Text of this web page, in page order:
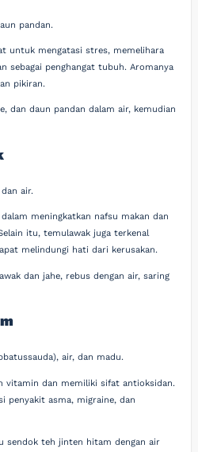
pandan.
untuk mengatasi stres, memelihara
sebagai penghangat tubuh. Aromanya
pikiran.
dan daun pandan dalam air, kemudian
air.
meningkatkan nafsu makan dan
itu, temulawak juga terkenal
melindungi hati dari kerusakan.
dan jahe, rebus dengan air, saring
air, dan madu.
vitamin dan memiliki sifat antioksidan.
penyakit asma, migraine, dan
sendok teh jinten hitam dengan air